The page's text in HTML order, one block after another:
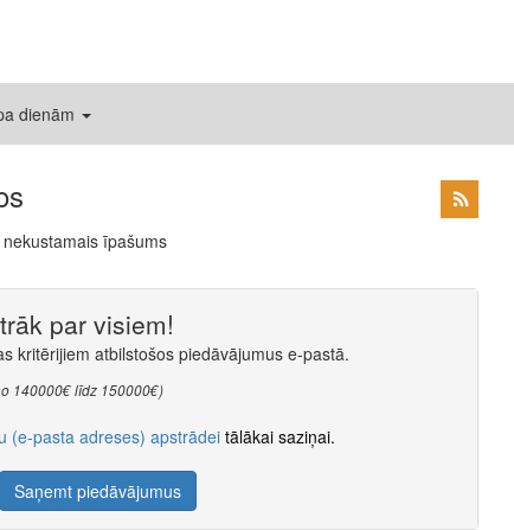
dienām
īpašums
par visiem!
kritērijiem atbilstošos piedāvājumus e-pastā.
140000€ līdz 150000€)
(e-pasta adreses) apstrādei tālākai saziņai.
Saņemt piedāvājumus